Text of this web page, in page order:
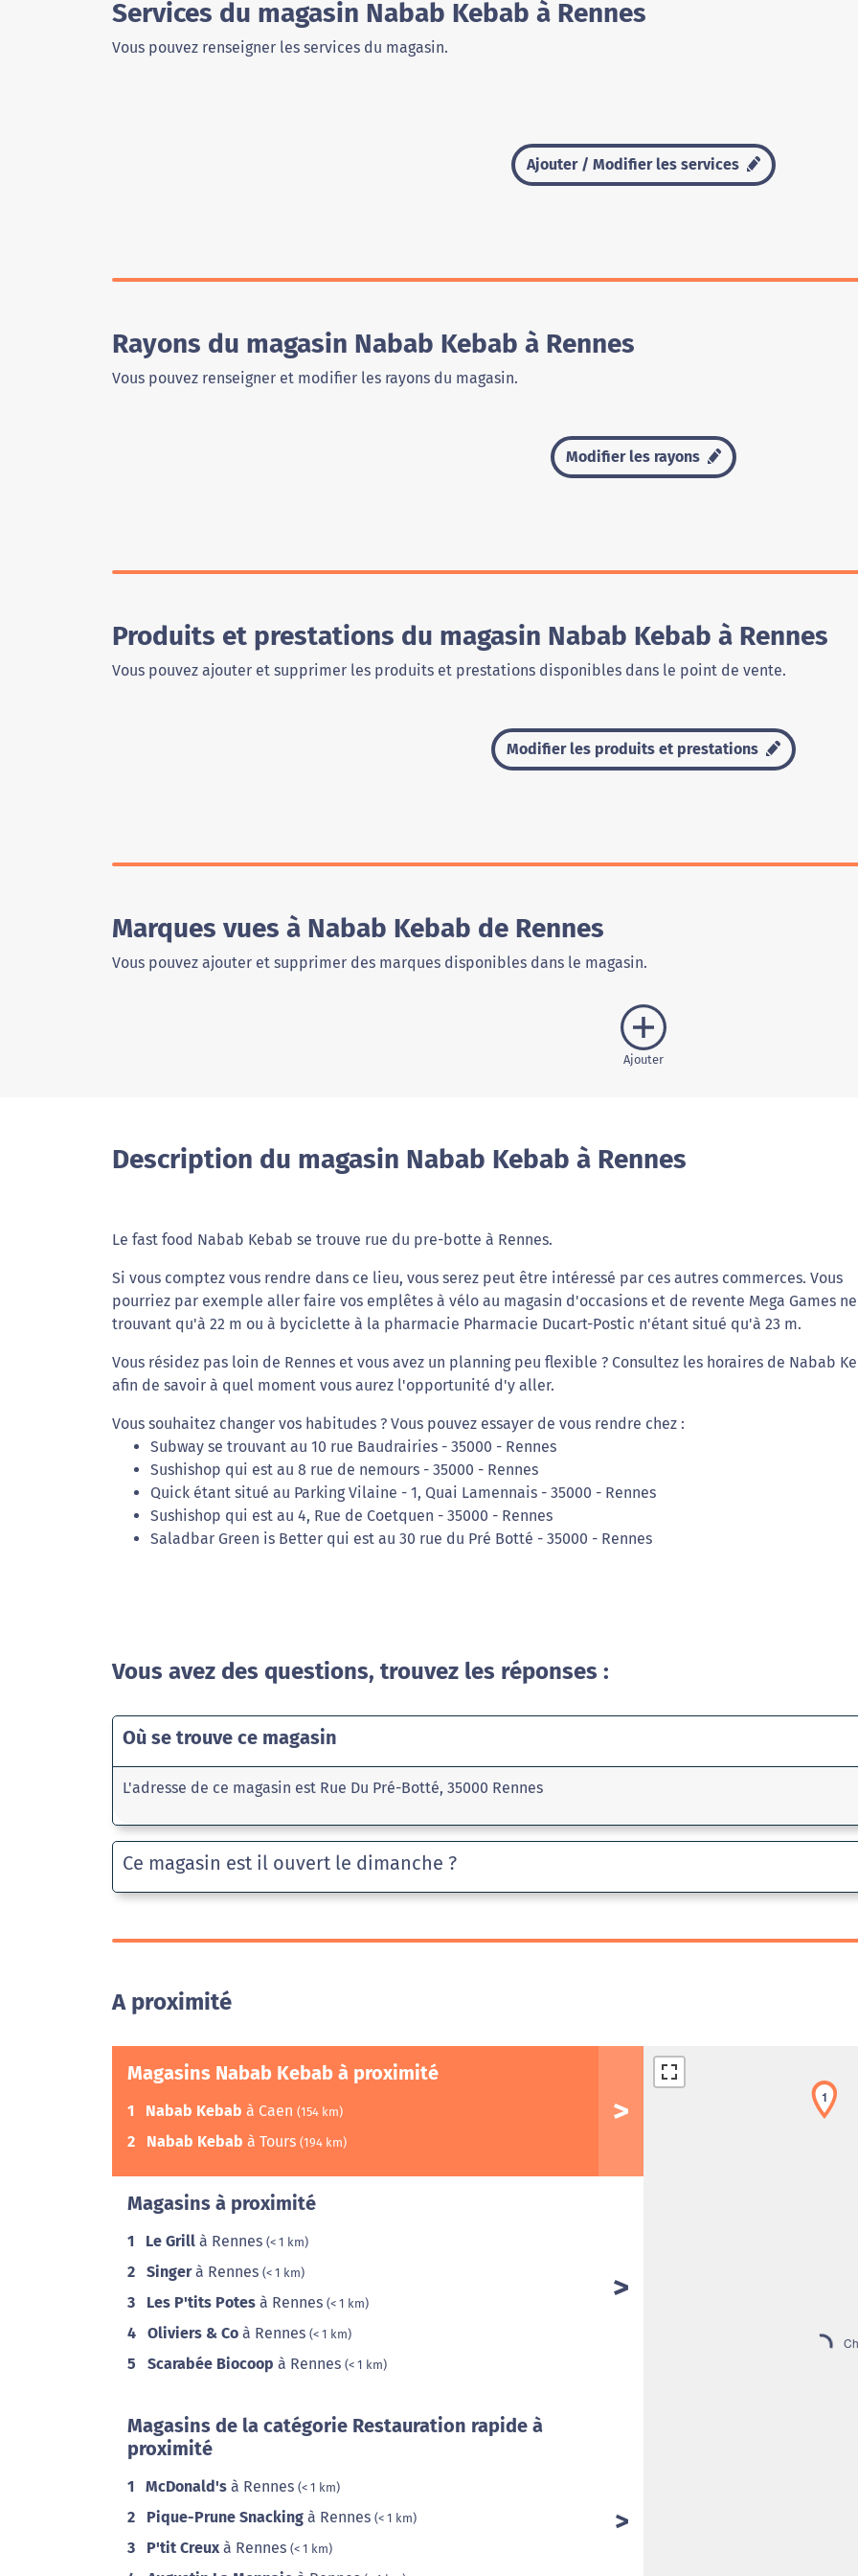
Services du magasin Nabab Kebab à Rennes
Vous pouvez renseigner les services du magasin.
Ajouter / Modifier les services
Rayons du magasin Nabab Kebab à Rennes
Vous pouvez renseigner et modifier les rayons du magasin.
Modifier les rayons
Produits et prestations du magasin Nabab Kebab à Rennes
Vous pouvez ajouter et supprimer les produits et prestations disponibles dans le point de vente.
Modifier les produits et prestations
Marques vues à Nabab Kebab de Rennes
Vous pouvez ajouter et supprimer des marques disponibles dans le magasin.
Ajouter
Description du magasin Nabab Kebab à Rennes
Le fast food Nabab Kebab se trouve rue du pre-botte à Rennes.
Si vous comptez vous rendre dans ce lieu, vous serez peut être intéressé par ces autres commerces. Vous
pourriez par exemple aller faire vos emplêtes à vélo au magasin d'occasions et de revente Mega Games ne
trouvant qu'à 22 m ou à byciclette à la pharmacie Pharmacie Ducart-Postic n'étant situé qu'à 23 m.
Vous résidez pas loin de Rennes et vous avez un planning peu flexible ? Consultez les horaires de Nabab
afin de savoir à quel moment vous aurez l'opportunité d'y aller.
Vous souhaitez changer vos habitudes ? Vous pouvez essayer de vous rendre chez :
Subway se trouvant au 10 rue Baudrairies - 35000 - Rennes
Sushishop qui est au 8 rue de nemours - 35000 - Rennes
Quick étant situé au Parking Vilaine - 1, Quai Lamennais - 35000 - Rennes
Sushishop qui est au 4, Rue de Coetquen - 35000 - Rennes
Saladbar Green is Better qui est au 30 rue du Pré Botté - 35000 - Rennes
Vous avez des questions, trouvez les réponses :
Où se trouve ce magasin
L'adresse de ce magasin est Rue Du Pré-Botté, 35000 Rennes
Ce magasin est il ouvert le dimanche ?
A proximité
Magasins Nabab Kebab à proximité
1 Nabab Kebab à Caen (154 km)
2 Nabab Kebab à Tours (194 km)
Magasins à proximité
1 Le Grill à Rennes (< 1 km)
2 Singerà Rennes (< 1 km)
3 Les P'tits Potes à Rennes (< 1 km)
4 Oliviers & Co à Rennes (< 1 km)
5 Scarabée Biocoop à Rennes (< 1 km)
Magasins de la catégorie Restauration rapide à
proximité
1 McDonald's à Rennes (< 1 km)
2 Pique-Prune Snacking à Rennes (< 1 km)
3 P'tit Creux à Rennes (< 1 km)
1